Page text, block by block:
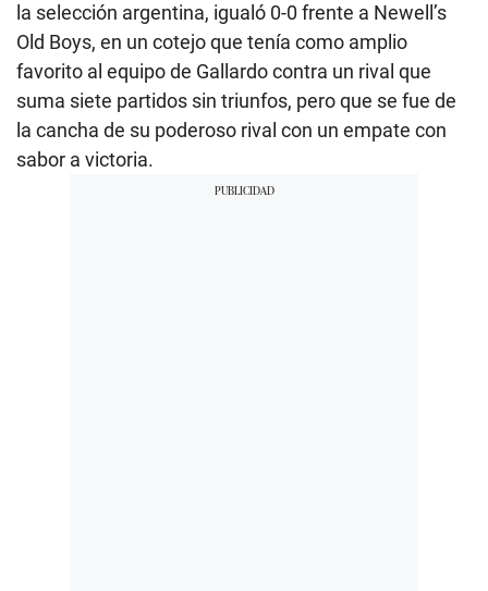
la selección argentina, igualó 0-0 frente a Newell’s
Old Boys, en un cotejo que tenía como amplio
favorito al equipo de Gallardo contra un rival que
suma siete partidos sin triunfos, pero que se fue de
la cancha de su poderoso rival con un empate con
sabor a victoria.